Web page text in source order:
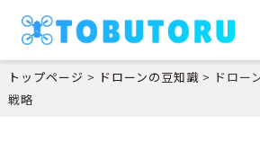
トップページ > ドローンの豆知識> ドロー
戦略